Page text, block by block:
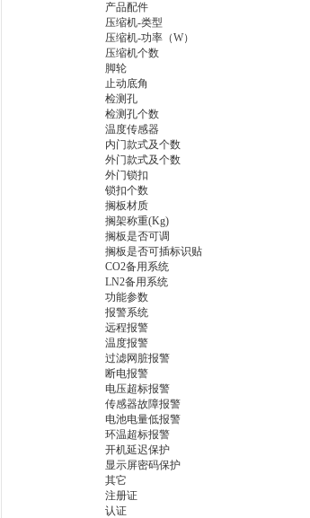
产品配件
压缩机-类型
压缩机-功率（W）
压缩机个数
脚轮
止动底角
检测孔
检测孔个数
温度传感器
内门款式及个数
外门款式及个数
外门锁扣
锁扣个数
搁板材质
搁架称重(Kg)
搁板是否可调
搁板是否可插标识贴
CO2备用系统
LN2备用系统
功能参数
报警系统
远程报警
温度报警
过滤网脏报警
断电报警
电压超标报警
传感器故障报警
电池电量低报警
环温超标报警
开机延迟保护
显示屏密码保护
其它
注册证
认证